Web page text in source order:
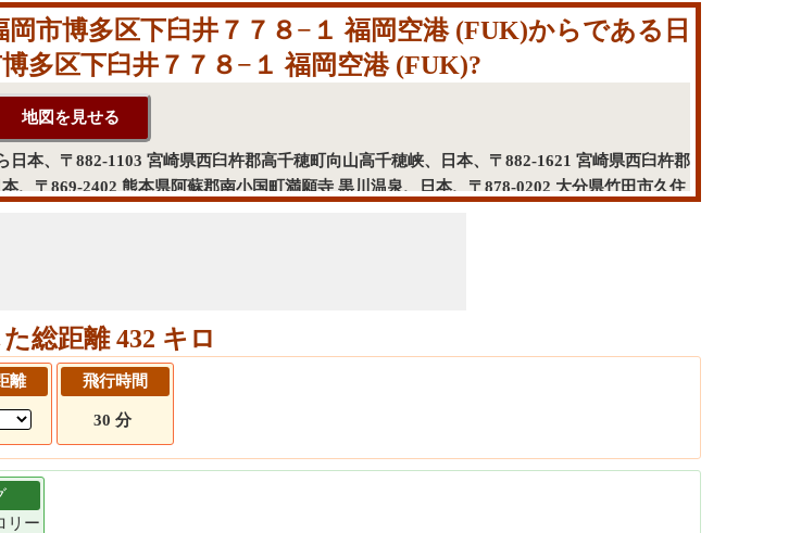
市博多区下臼井７７８−１ 福岡空港 (FUK)からである日
多区下臼井７７８−１ 福岡空港 (FUK)?
本、〒882-1103 宮崎県西臼杵郡高千穂町向山高千穂峡、日本、〒882-1621 宮崎県西臼杵郡
〒869-2402 熊本県阿蘇郡南小国町満願寺 黒川温泉、日本、〒878-0202 大分県竹田市久住
総距離 432 キロ
離 飛行時間
30 分
リー